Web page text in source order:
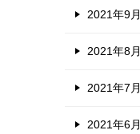
2021年9月
2021年8月
2021年7月
2021年6月